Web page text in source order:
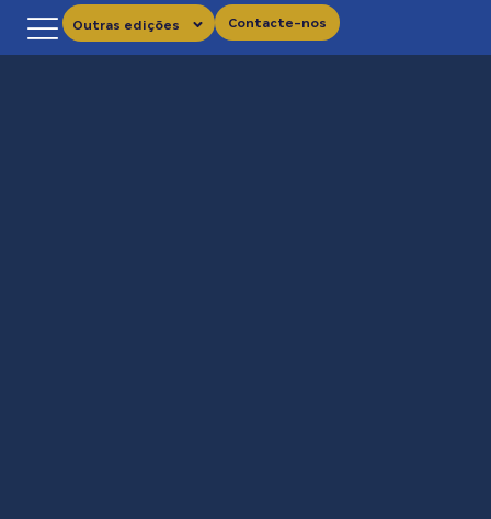
Outras edições Contacte-nos